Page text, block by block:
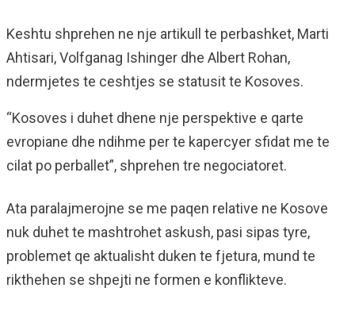
Keshtu shprehen ne nje artikull te perbashket, Marti
Ahtisari, Volfganag Ishinger dhe Albert Rohan,
ndermjetes te ceshtjes se statusit te Kosoves.
“Kosoves i duhet dhene nje perspektive e qarte
evropiane dhe ndihme per te kapercyer sfidat me te
cilat po perballet”, shprehen tre negociatoret.
Ata paralajmerojne se me paqen relative ne Kosove
nuk duhet te mashtrohet askush, pasi sipas tyre,
problemet qe aktualisht duken te fjetura, mund te
rikthehen se shpejti ne formen e konflikteve.